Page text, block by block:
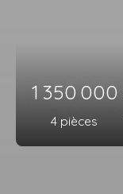
1 350 000
4 pièces